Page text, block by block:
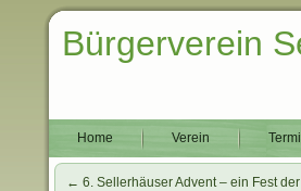
Bürgerverein
Home Verein
← 6. Sellerhäuser Advent – ein Fest